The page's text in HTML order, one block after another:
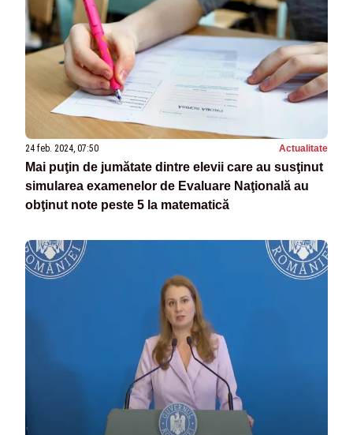
24 feb. 2024, 07:50 Actualitate
Mai puţin de jumătate dintre elevii care au susţinut
simularea examenelor de Evaluare Naţională au
obţinut note peste 5 la matematică